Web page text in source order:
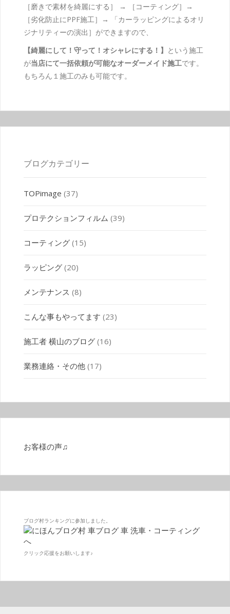
［磨きで素材を綺麗にする］ → ［コーティング］→
［劣化防止にPPF施工］→ 「カーラッピングによるオリ
ジナリティーの演出］ができますので、
【綺麗にして！守って！オシャレにする！】
という施工
が当店にて一括依頼が可能なオーダーメイド施工です。
もちろん１施工のみも可能です。
ブログカテゴリー
TOPimage (37)
プロテクションフィルム (39)
コーティング(15)
ラッピング(20)
メンテナンス (8)
こんな事もやってます (23)
施工者 横山のブログ(16)
業務連絡・その他(17)
お客様の声♫
ブログ村ランキングに参加しました。
クリック応援をお願いします♪